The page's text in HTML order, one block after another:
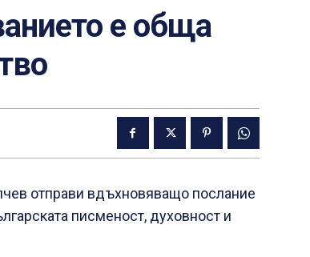
е обща
отправи вдъхновяващо послание
писменост, духовност и